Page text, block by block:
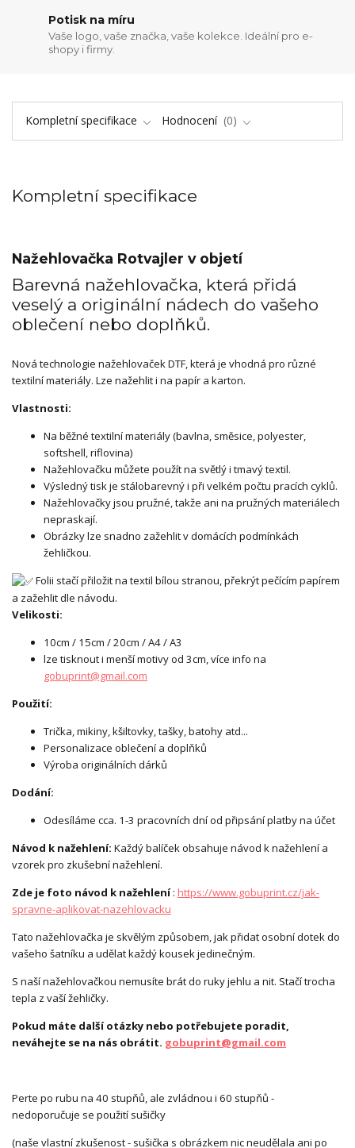
Potisk na míru
Vaše logo, vaše značka, vaše kolekce. Ideální pro e-
shopy i firmy.
Kompletní specifikace Hodnocení 0
Kompletní specifikace
Nažehlovačka Rotvajler v objetí
Barevná nažehlovačka, která přidá
veselý a originální nádech do vašeho
oblečení nebo doplňků.
Nová technologie nažehlovaček DTF, která je vhodná pro různé
textilní materiály. Lze nažehlit i na papír a karton.
Vlastnosti:
Na běžné textilní materiály (bavlna, směsice, polyester,
softshell, riflovina)
Nažehlovačku můžete použít na světlý i tmavý textil.
Výsledný tisk je stálobarevný i při velkém počtu pracích cyklů.
Nažehlovačky jsou pružné, takže ani na pružných materiálech
nepraskají.
Obrázky lze snadno zažehlit v domácích podmínkách
žehličkou.
Folii stačí přiložit na textil bílou stranou, překrýt pečícím papírem
a zažehlit dle návodu.
Velikosti:
10cm / 15cm / 20cm / A4 / A3
lze tisknout i menší motivy od 3cm, více info na
gobuprint@gmail.com
Použití:
Trička, mikiny, kšiltovky, tašky, batohy atd...
Personalizace oblečení a doplňků
Výroba originálních dárků
Dodání:
Odesíláme cca. 1-3 pracovních dní od připsání platby na účet
Návod k nažehlení: Každý balíček obsahuje návod k nažehlení a
vzorek pro zkušební nažehlení.
Zde je foto návod k nažehlení: https://www.gobuprint.cz/jak-
spravne-aplikovat-nazehlovacku
Tato nažehlovačka je skvělým způsobem, jak přidat osobní dotek do
vašeho šatníku a udělat každý kousek jedinečným.
S naší nažehlovačkou nemusíte brát do ruky jehlu a nit. Stačí trocha
tepla z vaší žehličky.
Pokud máte další otázky nebo potřebujete poradit,
neváhejte se na nás obrátit. gobuprint@gmail.com
Perte po rubu na 40 stupňů, ale zvládnou i 60 stupňů -
nedoporučuje se použití sušičky
(naše vlastní zkušenost - sušička s obrázkem nic neudělala ani po